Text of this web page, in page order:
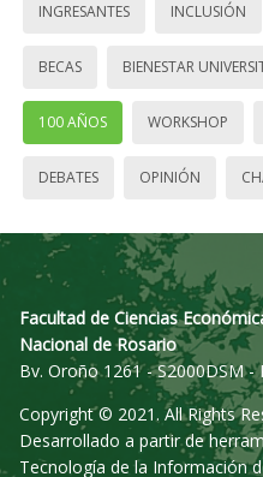
INGRESANTES INCLUSIÓN
BECAS BIENESTAR
100 AÑOS WORKSHOP
DEBATES OPINIÓN
Facultad de Ciencias
Nacional de Rosario
Bv. Oroño 1261 - S2000DSM -
Copyright © 2021. All Rights
Desarrollado a partir de
Tecnología de la Información